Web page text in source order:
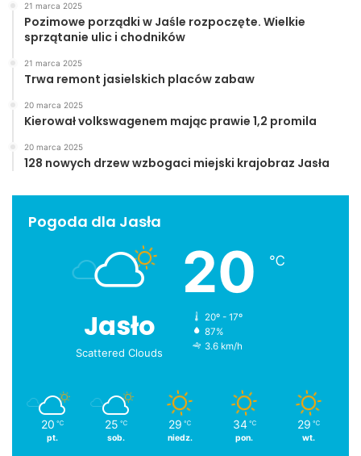
21 marca 2025
Pozimowe porządki w Jaśle rozpoczęte. Wielkie
sprzątanie ulic i chodników
21 marca 2025
Trwa remont jasielskich placów zabaw
20 marca 2025
Kierował volkswagenem mając prawie 1,2 promila
20 marca 2025
128 nowych drzew wzbogaci miejski krajobraz Jasła
Pogoda dla Jasła
Jasło
Scattered Clouds
20 ℃
20º - 17º
87%
3.6 km/h
20 ℃
pt.
25 ℃
sob.
29 ℃
niedz.
34 ℃
pon.
29 ℃
wt.